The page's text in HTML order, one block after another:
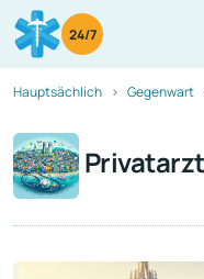
24/7
Hauptsächlich Gegenwart